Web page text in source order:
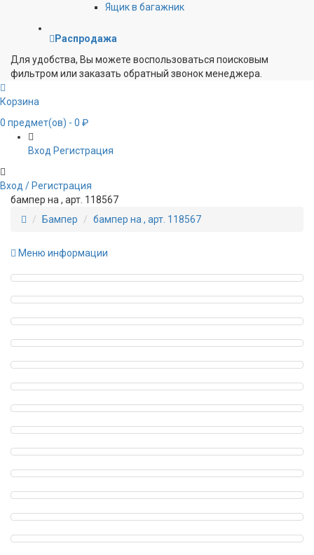
Ящик в багажник
Распродажа
Для удобства, Вы можете воспользоваться поисковым
фильтром или заказать обратный звонок менеджера.
Корзина
0 предмет(ов) - 0 ₽
Вход Регистрация
Вход / Регистрация
бампер на , арт. 118567
Бампер
бампер на , арт. 118567
Меню информации